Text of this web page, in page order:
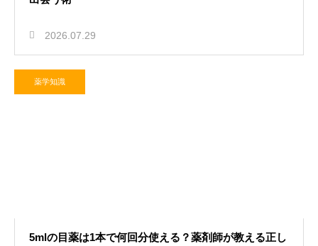
2026.07.29
薬学知識
5mlの目薬は1本で何回分使える？薬剤師が教える正し